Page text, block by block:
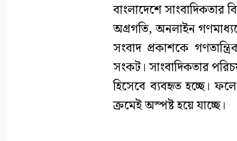
বাংলাদেশে সাংবাদিকতার
অগ্রগতি, অনলাইন
সংবাদ প্রকাশকে
সংকট। সাংবাদিকতার
হিসেবে ব্যবহৃত হচ্ছে।
ক্রমেই অস্পষ্ট হয়ে যাচ্ছে।